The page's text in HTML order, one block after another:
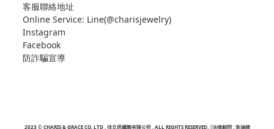
客服聯絡地址
Online Service: Line(@charisjewelry)
Instagram
Facebook
防詐騙宣導
2023 © CHARIS & GRACE CO. LTD . 佳立思國際有限公司 . ALL RIGHTS RESERVED. |法律顧問 : 吳涵晴